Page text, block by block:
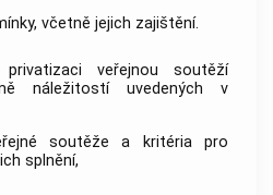
včetně jejich zajištění.
veřejnou soutěží
náležitostí uvedených v
soutěže a kritéria pro
splnění,